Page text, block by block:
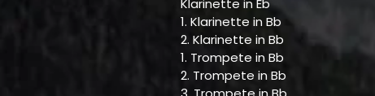
1. Klarinette in Bb
2. Klarinette in Bb
1. Trompete in Bb
2. Trompete in Bb